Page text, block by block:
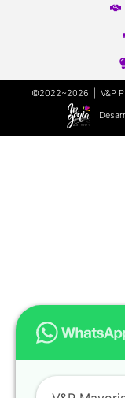
©2022~2026 | V&P